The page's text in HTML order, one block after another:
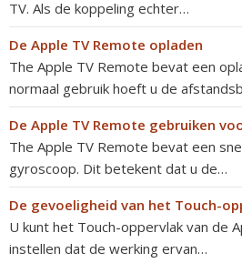
TV. Als de koppeling echter…
De Apple TV Remote opladen
The Apple TV Remote bevat een
normaal gebruik hoeft u de
De Apple TV Remote gebruiken
The Apple TV Remote bevat een
gyroscoop. Dit betekent dat u de…
De gevoeligheid van het Touch-
U kunt het Touch-oppervlak van de
instellen dat de werking ervan…